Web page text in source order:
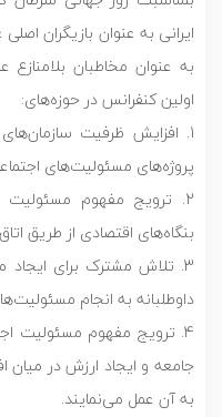
ایرانی به عنوان بازیگران
به عنوان مخاطبان
اولین کنفرانس در حوزه‌های:
1. افزایش ظرفیت
پروژه‌های مسئولیت‌های
2. ترویج مفهوم
بنگاه‌های اقتصادی از طریق
3. تلاش مشترک برای
داوطلبانه به انجام
4. ترویج مفهوم مسئولیت
جامعه و ایجاد ارزش در
به آن عمل می‌نمایند.